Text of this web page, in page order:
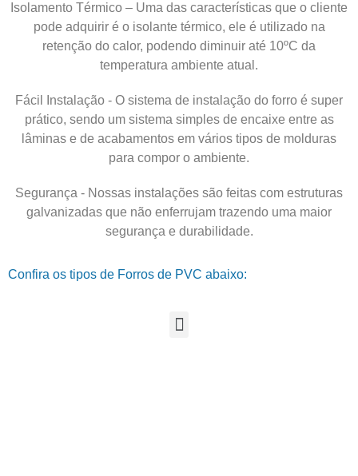
Isolamento Térmico – Uma das características que o cliente
pode adquirir é o isolante térmico, ele é utilizado na
retenção do calor, podendo diminuir até 10ºC da
temperatura ambiente atual.
Fácil Instalação - O sistema de instalação do forro é super
prático, sendo um sistema simples de encaixe entre as
lâminas e de acabamentos em vários tipos de molduras
para compor o ambiente.
Segurança - Nossas instalações são feitas com estruturas
galvanizadas que não enferrujam trazendo uma maior
segurança e durabilidade.
Confira os tipos de Forros de PVC abaixo: